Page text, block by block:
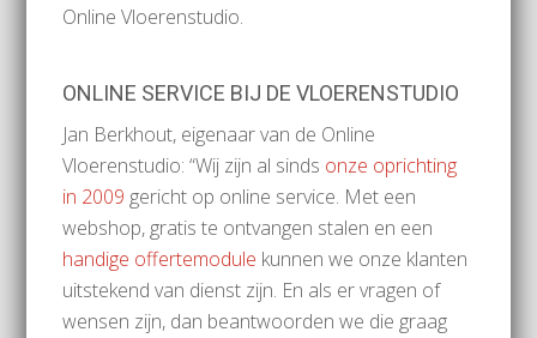
Online Vloerenstudio.
ONLINE SERVICE BIJ DE VLOERENSTUDIO
Jan Berkhout, eigenaar van de Online
Vloerenstudio: “Wij zijn al sinds onze oprichting
in 2009 gericht op online service. Met een
webshop, gratis te ontvangen stalen en een
handige offertemodule kunnen we onze klanten
uitstekend van dienst zijn. En als er vragen of
wensen zijn, dan beantwoorden we die graag